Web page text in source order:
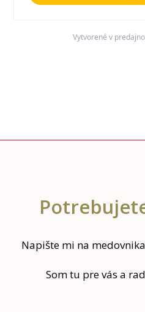
Vytvorené v
Napište mi na
Som tu pre vás a